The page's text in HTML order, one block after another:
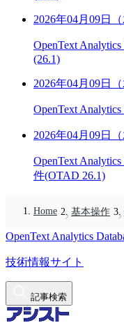
2026年04月09日（
OpenText
(26.1)
2026年04月09日（
OpenText
2026年04月09日（
OpenText
件(OTAD 26.1)
Home 基本操作
OpenText Analytics
技術情報サイト
記事検索